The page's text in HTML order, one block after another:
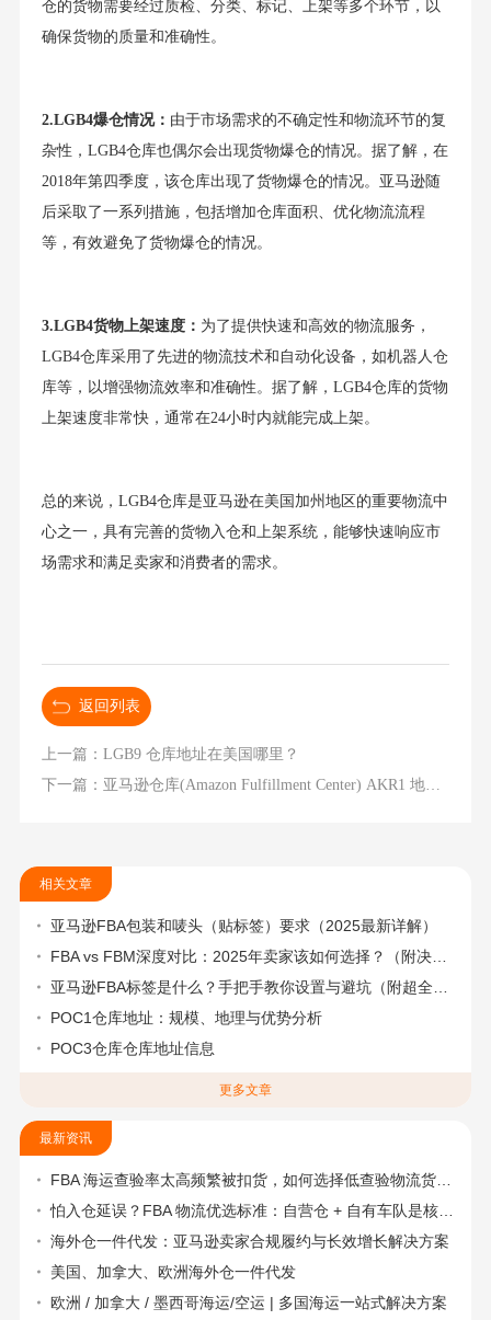
仓的货物需要经过质检、分类、标记、上架等多个环节，以
确保货物的质量和准确性。
2.LGB4爆仓情况： 由于市场需求的不确定性和物流环节的复
杂性，LGB4仓库也偶尔会出现货物爆仓的情况。据了解，在
2018年第四季度，该仓库出现了货物爆仓的情况。亚马逊随
后采取了一系列措施，包括增加仓库面积、优化物流流程
等，有效避免了货物爆仓的情况。
3.LGB4货物上架速度： 为了提供快速和高效的物流服务，
LGB4仓库采用了先进的物流技术和自动化设备，如机器人仓
库等，以增强物流效率和准确性。据了解，LGB4仓库的货物
上架速度非常快，通常在24小时内就能完成上架。
总的来说，LGB4仓库是亚马逊在美国加州地区的重要物流中
心之一，具有完善的货物入仓和上架系统，能够快速响应市
场需求和满足卖家和消费者的需求。
返回列表
上一篇：LGB9 仓库地址在美国哪里？
下一篇：亚马逊仓库(Amazon Fulfillment Center) AKR1 地址是什么
相关文章
亚马逊FBA包装和唛头（贴标签）要求（2025最新详解）
FBA vs FBM深度对比：2025年卖家该如何选择？（附决策流程图）
亚马逊FBA标签是什么？手把手教你设置与避坑（附超全指南）
POC1仓库地址：规模、地理与优势分析
POC3仓库仓库地址信息
更多文章
最新资讯
FBA 海运查验率太高频繁被扣货，如何选择低查验物流货代？
怕入仓延误？FBA 物流优选标准：自营仓 + 自有车队是核心硬指标
海外仓一件代发：亚马逊卖家合规履约与长效增长解决方案
美国、加拿大、欧洲海外仓一件代发
欧洲 / 加拿大 / 墨西哥海运/空运 | 多国海运一站式解决方案